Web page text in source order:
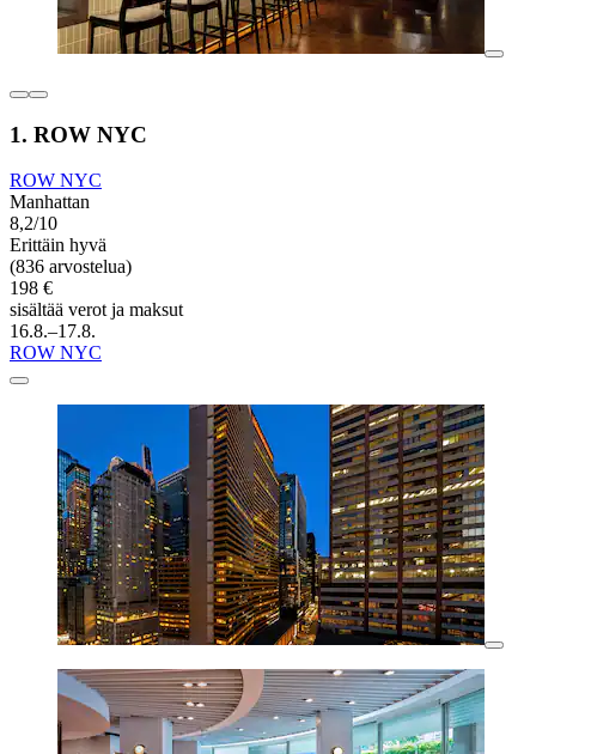
1. ROW NYC
ROW NYC
Manhattan
8,2/10
Erittäin hyvä
(836 arvostelua)
198 €
sisältää verot ja maksut
16.8.–17.8.
ROW NYC